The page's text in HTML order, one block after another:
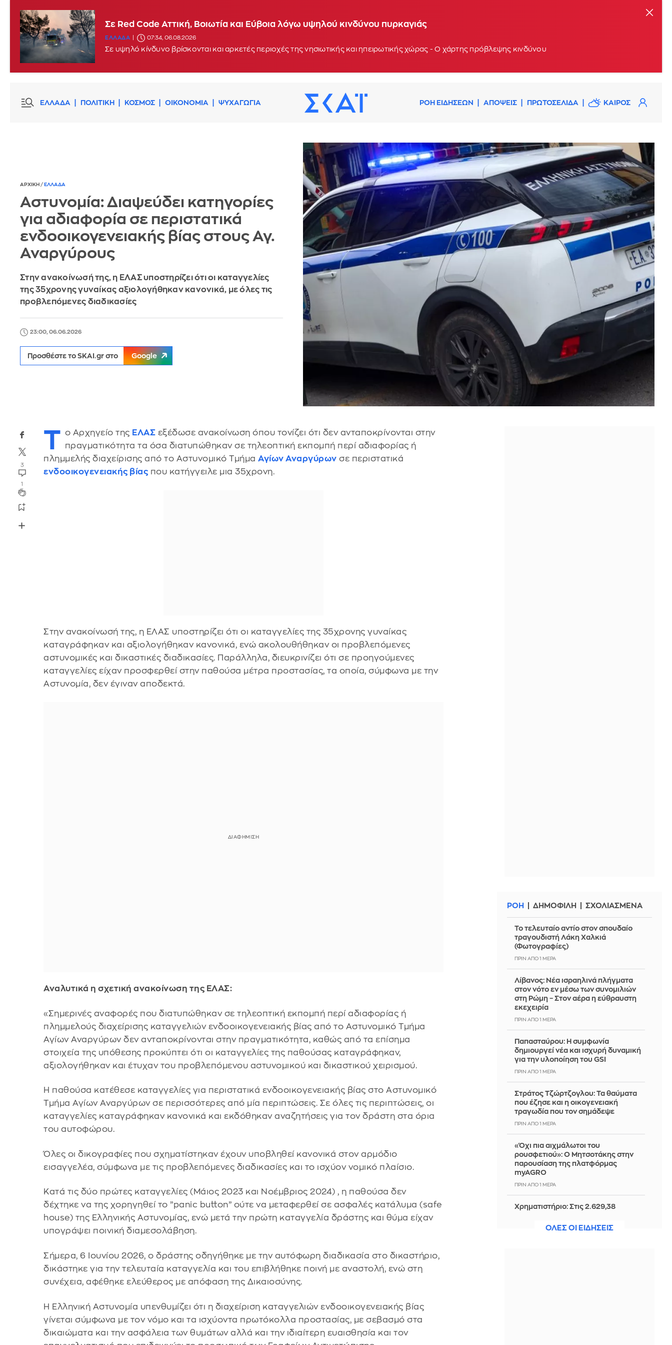
Σε Red Code Αττική, Βοιωτία και Εύβοια λόγω υψηλού κινδύνου πυρκαγιάς
ΕΛΛΑΔΑ 07:34, 06.08.2026
Σε υψηλό κίνδυνο βρίσκονται και αρκετές περιοχές της νησιωτικής και ηπειρωτικής χώρας - Ο χάρτης πρόβλεψης κινδύνου
ΕΛΛΑΔΑ ΠΟΛΙΤΙΚΗ ΚΟΣΜΟΣ ΟΙΚΟΝΟΜΙΑ ΨΥΧΑΓΩΓΙΑ ΡΟΗ ΕΙΔΗΣΕΩΝ ΑΠΟΨΕΙΣ ΠΡΩΤΟΣΕΛΙΔΑ ΚΑΙΡΟΣ
ΑΡΧΙΚΗ / ΕΛΛΑΔΑ
Αστυνομία: Διαψεύδει κατηγορίες
για αδιαφορία σε περιστατικά
ενδοοικογενειακής βίας στους Αγ.
Αναργύρους
Στην ανακοίνωσή της, η ΕΛΑΣ υποστηρίζει ότι οι καταγγελίες
της 35χρονης γυναίκας αξιολογήθηκαν κανονικά, με όλες τις
προβλεπόμενες διαδικασίες
23:00, 06.06.2026
Προσθέστε το SKAI.gr στο Google
3
1
Τ ο Αρχηγείο της ΕΛΑΣ εξέδωσε ανακοίνωση όπου τονίζει ότι δεν ανταποκρίνονται στην
πραγματικότητα τα όσα διατυπώθηκαν σε τηλεοπτική εκπομπή περί αδιαφορίας ή
πλημμελής διαχείρισης από το Αστυνομικό ΤμήμαΑγίων Αναργύρων σε περιστατικά
ενδοοικογενειακής βίας που κατήγγειλε μια 35χρονη.
Στην ανακοίνωσή της, η ΕΛΑΣ υποστηρίζει ότι οι καταγγελίες της 35χρονης γυναίκας
καταγράφηκαν και αξιολογήθηκαν κανονικά, ενώ ακολουθήθηκαν οι προβλεπόμενες
αστυνομικές και δικαστικές διαδικασίες. Παράλληλα, διευκρινίζει ότι σε προηγούμενες
καταγγελίες είχαν προσφερθεί στην παθούσα μέτρα προστασίας, τα οποία, σύμφωνα με την
Αστυνομία, δεν έγιναν αποδεκτά.
Αναλυτικά η σχετική ανακοίνωση της ΕΛΑΣ:
«Σημερινές αναφορές που διατυπώθηκαν σε τηλεοπτική εκπομπή περί αδιαφορίας ή
πλημμελούς διαχείρισης καταγγελιών ενδοοικογενειακής βίας από το Αστυνομικό Τμήμα
Αγίων Αναργύρων δεν ανταποκρίνονται στην πραγματικότητα, καθώς από τα επίσημα
στοιχεία της υπόθεσης προκύπτει ότι οι καταγγελίες της παθούσας καταγράφηκαν,
αξιολογήθηκαν και έτυχαν του προβλεπόμενου αστυνομικού και δικαστικού χειρισμού.
Η παθούσα κατέθεσε καταγγελίες για περιστατικά ενδοοικογενειακής βίας στο Αστυνομικό
Τμήμα Αγίων Αναργύρων σε περισσότερες από μία περιπτώσεις. Σε όλες τις περιπτώσεις, οι
καταγγελίες καταγράφηκαν κανονικά και εκδόθηκαν αναζητήσεις για τον δράστη στα όρια
του αυτοφώρου.
Όλες οι δικογραφίες που σχηματίστηκαν έχουν υποβληθεί κανονικά στον αρμόδιο
εισαγγελέα, σύμφωνα με τις προβλεπόμενες διαδικασίες και το ισχύον νομικό πλαίσιο.
Κατά τις δύο πρώτες καταγγελίες (Μάιος 2023 και Νοέμβριος 2024) , η παθούσα δεν
δέχτηκε να της χορηγηθεί το ”panic button” ούτε να μεταφερθεί σε ασφαλές κατάλυμα (safe
house) της Ελληνικής Αστυνομίας, ενώ μετά την πρώτη καταγγελία δράστης και θύμα είχαν
υπογράψει ποινική διαμεσολάβηση.
Σήμερα, 6 Ιουνίου 2026, ο δράστης οδηγήθηκε με την αυτόφωρη διαδικασία στο δικαστήριο,
δικάστηκε για την τελευταία καταγγελία και του επιβλήθηκε ποινή με αναστολή, ενώ στη
συνέχεια, αφέθηκε ελεύθερος με απόφαση της Δικαιοσύνης.
Η Ελληνική Αστυνομία υπενθυμίζει ότι η διαχείριση καταγγελιών ενδοοικογενειακής βίας
γίνεται σύμφωνα με τον νόμο και τα ισχύοντα πρωτόκολλα προστασίας, με σεβασμό στα
δικαιώματα και την ασφάλεια των θυμάτων αλλά και την ιδιαίτερη ευαισθησία και τον
ΡΟΗ ΔΗΜΟΦΙΛΗ ΣΧΟΛΙΑΣΜΕΝΑ
Το τελευταίο αντίο στον σπουδαίο
τραγουδιστή Λάκη Χαλκιά
(Φωτογραφίες)
ΠΡΙΝ ΑΠΌ 1 ΜΈΡΑ
Λίβανος: Νέα ισραηλινά πλήγματα
στον νότο εν μέσω των συνομιλιών
στη Ρώμη – Στον αέρα η εύθραυστη
εκεχειρία
ΠΡΙΝ ΑΠΌ 1 ΜΈΡΑ
Παπασταύρου: Η συμφωνία
δημιουργεί νέα και ισχυρή δυναμική
για την υλοποίηση του GSI
ΠΡΙΝ ΑΠΌ 1 ΜΈΡΑ
Στράτος Τζώρτζογλου: Τα θαύματα
που έζησε και η οικογενειακή
τραγωδία που τον σημάδεψε
ΠΡΙΝ ΑΠΌ 1 ΜΈΡΑ
«Όχι πια αιχμάλωτοι του
ρουσφετιού»: Ο Μητσοτάκης στην
παρουσίαση της πλατφόρμας
myAGRO
ΠΡΙΝ ΑΠΌ 1 ΜΈΡΑ
Χρηματιστήριο: Στις 2.629,38
άνοδο 0,21%ΟΛΕΣ ΟΙ ΕΙΔΗΣΕΙΣ